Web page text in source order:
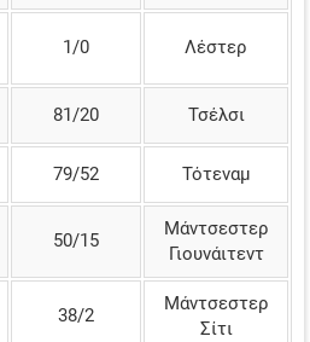
1/0 Λέστερ
81/20 Τσέλσι
79/52 Τότεναμ
50/15
Μάντσεστερ
Γιουνάιτεντ
38/2
Μάντσεστερ
Σίτι